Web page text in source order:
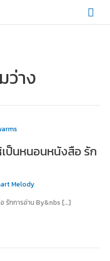
ว่าง
ป็นหนอนหนังสือ รัก
Melody
รักการอ่าน By&nbs […]